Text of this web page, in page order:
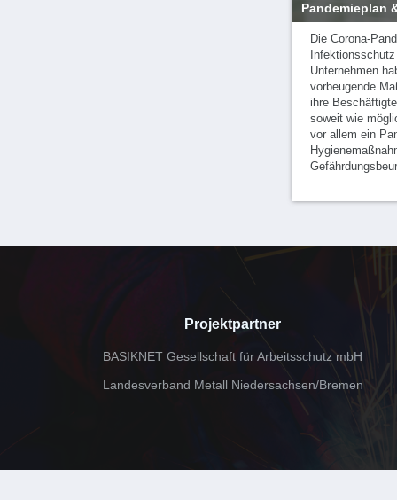
Pandemieplan
Die Corona-
Unternehmen
vorbeugende
ihre
soweit wie
vor allem ein
Projektpartner
BASIKNET Gesellschaft für Arbeitsschutz mbH
Landesverband Metall Niedersachsen/Bremen